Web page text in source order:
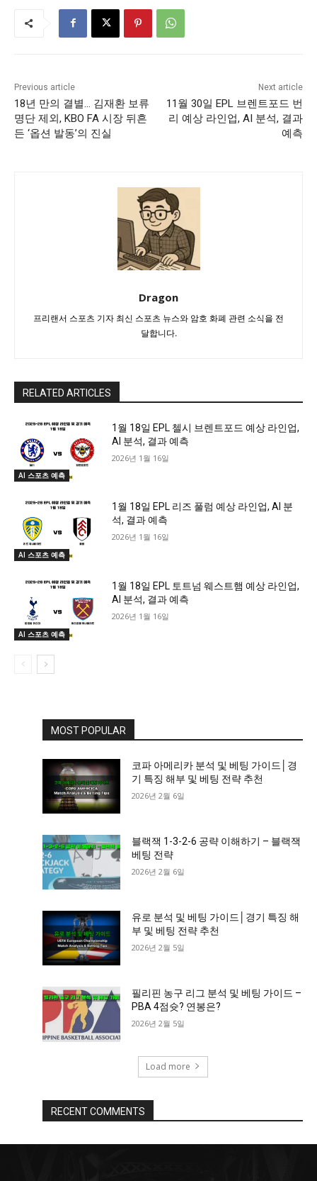
Previous article
18년 만의 결별… 김재환 보류
명단 제외, KBO FA 시장 뒤흔
든 ‘옵션 발동’의 진실
Next article
11월 30일 EPL 브렌트포드 번
리 예상 라인업, AI 분석, 결과
예측
Dragon
프리랜서 스포츠 기자 최신 스포츠 뉴스와 암호 화폐 관련 소식을 전
달합니다.
RELATED ARTICLES
AI 스포츠 예측
1월 18일 EPL 첼시 브렌트포드 예상 라인업,
AI 분석, 결과 예측
2026년 1월 16일
AI 스포츠 예측
1월 18일 EPL 리즈 풀럼 예상 라인업, AI 분
석, 결과 예측
2026년 1월 16일
AI 스포츠 예측
1월 18일 EPL 토트넘 웨스트햄 예상 라인업,
AI 분석, 결과 예측
2026년 1월 16일
MOST POPULAR
코파 아메리카 분석 및 베팅 가이드│경
기 특징 해부 및 베팅 전략 추천
2026년 2월 6일
블랙잭 1-3-2-6 공략 이해하기 – 블랙잭
베팅 전략
2026년 2월 6일
유로 분석 및 베팅 가이드│경기 특징 해
부 및 베팅 전략 추천
2026년 2월 5일
필리핀 농구 리그 분석 및 베팅 가이드 –
PBA 4점슛? 연봉은?
2026년 2월 5일
Load more
RECENT COMMENTS